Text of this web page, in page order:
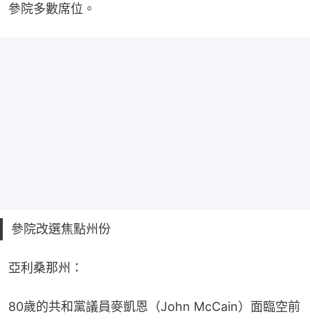
參院多數席位。
參院改選焦點州份
亞利桑那州：
80歲的共和黨議員麥凱恩（John McCain）面臨空前